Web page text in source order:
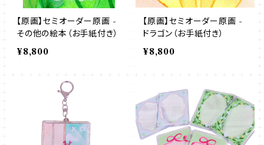
【原画】セミオーダー原画 -
その他の絵本（お手紙付き）
¥8,800
【原画】セミオーダー原画 -
ドラゴン（お手紙付き）
¥8,800